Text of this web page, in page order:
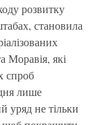
розвитку
становила
Моравія, які
спроб
лише
уряд не тільки